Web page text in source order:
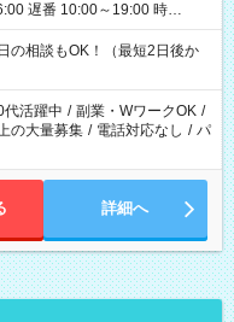
遅番 10:00～19:00 時
のスタートがいい」 「お昼の
希望があれば教えてください
の相談もOK！（最短2日後か
代活躍中 / 副業・WワークOK /
の大量募集 / 電話対応なし / パ
詳細へ